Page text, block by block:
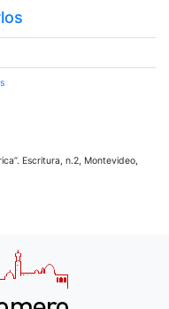
Escritura, n.2, Montevideo,